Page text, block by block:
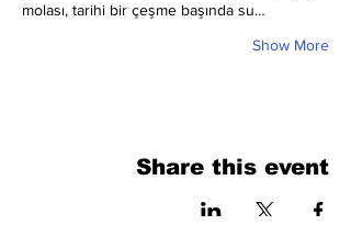
molası, tarihi bir çeşme başında su…
Show More
Share this event